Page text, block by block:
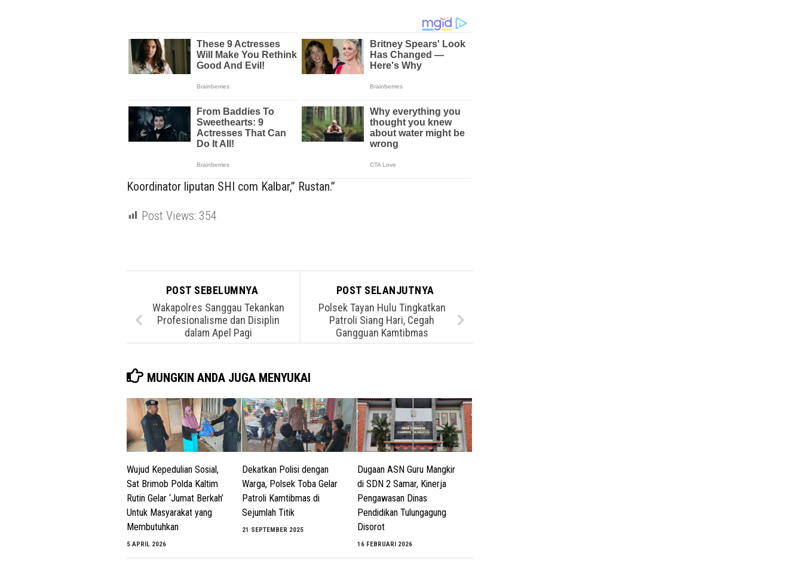
Koordinator liputan SHI com Kalbar,” Rustan.”
Post Views: 354
POST SELANJUTNYA
Polsek Tayan Hulu Tingkatkan
Patroli Siang Hari, Cegah
Gangguan Kamtibmas
POST SEBELUMNYA
Wakapolres Sanggau Tekankan
Profesionalisme dan Disiplin
dalam Apel Pagi
MUNGKIN ANDA JUGA MENYUKAI
Wujud Kepedulian Sosial,
Sat Brimob Polda Kaltim
Rutin Gelar ‘Jumat Berkah’
Untuk Masyarakat yang
Membutuhkan
5 APRIL 2026
Dekatkan Polisi dengan
Warga, Polsek Toba Gelar
Patroli Kamtibmas di
Sejumlah Titik
21 SEPTEMBER 2025
Dugaan ASN Guru Mangkir
di SDN 2 Samar, Kinerja
Pengawasan Dinas
Pendidikan Tulungagung
Disorot
16 FEBRUARI 2026